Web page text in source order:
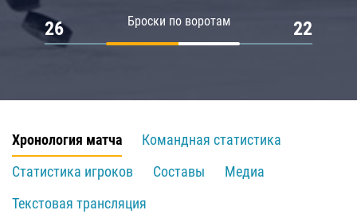
Броски по воротам
26 22
Хронология матча
Командная статистика
Статистика игроков
Составы
Медиа
Текстовая трансляция